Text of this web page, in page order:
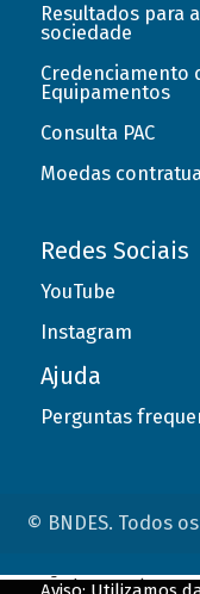
Resultados para a
sociedade
Credenciamento
Equipamentos
Consulta PAC
Moedas
Redes Sociais
YouTube
Instagram
Ajuda
Perguntas
© BNDES. Todos
ConteÃºdo